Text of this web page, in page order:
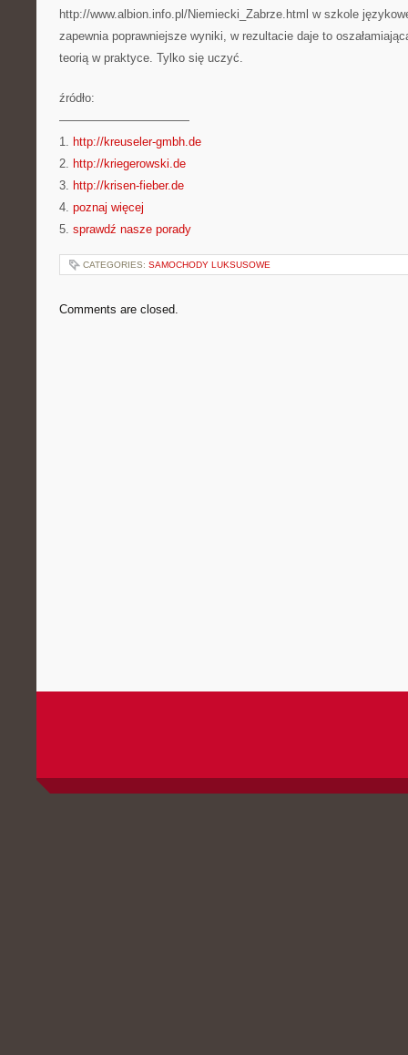
http://www.albion.info.pl/Niemiecki_Zabrze.html w szkole
zapewnia poprawniejsze wyniki, w rezultacie daje to
teorią w praktyce. Tylko się uczyć.
źródło:
———————————
1. http://kreuseler-gmbh.de
2. http://kriegerowski.de
3. http://krisen-fieber.de
4. poznaj więcej
5. sprawdź nasze porady
CATEGORIES: SAMOCHODY LUKSUSOWE
Comments are closed.